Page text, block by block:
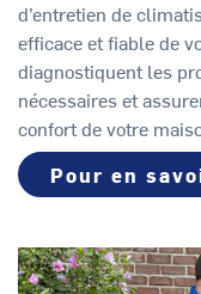
d’entretien de
efficace et fiable de
diagnostiquent les
nécessaires et
confort de votre
Pour en